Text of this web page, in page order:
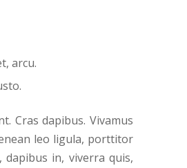
arcu.
Cras dapibus. Vivamus
leo ligula, porttitor
dapibus in, viverra quis,